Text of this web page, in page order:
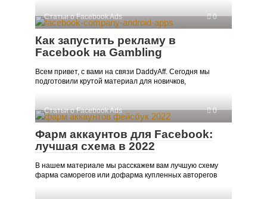
Статьи о Facebook Ads 0
Как запустить рекламу в
Facebook на Gambling
Всем привет, с вами на связи DaddyAff. Сегодня мы
подготовили крутой материал для новичков,
Статьи о Facebook Ads 0
Фарм аккаунтов для Facebook:
лучшая схема в 2022
В нашем материале мы расскажем вам лучшую схему
фарма саморегов или дофарма купленных авторегов